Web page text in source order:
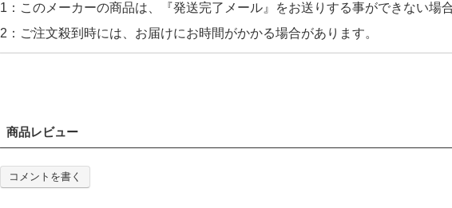
1：このメーカーの商品は、『発送完了メール』をお送りする事ができない場
2：ご注文殺到時には、お届けにお時間がかかる場合があります。
商品レビュー
コメントを書く